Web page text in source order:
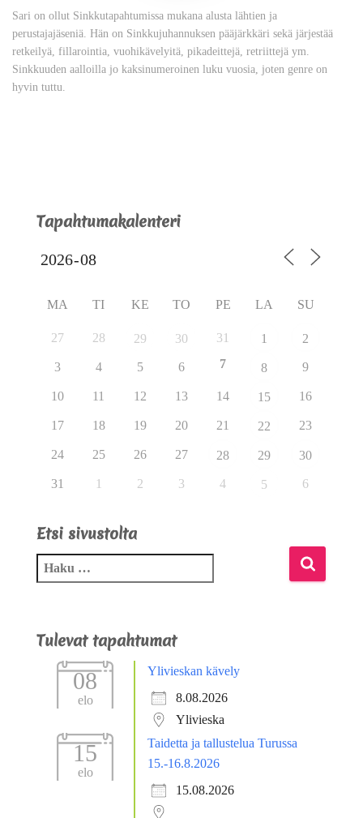
Sari on ollut Sinkkutapahtumissa mukana alusta lähtien ja
perustajajäseniä. Hän on Sinkkujuhannuksen pääjärkkäri sekä järjestää
retkeilyä, fillarointia, vuohikävelyitä, pikadeittejä, retriittejä ym.
Sinkkuuden aalloilla jo kaksinumeroinen luku vuosia, joten genre on
hyvin tuttu.
Tapahtumakalenteri
MA TI KE TO PE LA SU
27 28 29 30 31 1 2
3 4 5 6 7 8 9
10 11 12 13 14 15 16
17 18 19 20 21 22 23
24 25 26 27 28 29 30
31 1 2 3 4 5 6
Etsi sivustolta
Tulevat tapahtumat
08
elo
Ylivieskan kävely
8.08.2026
Ylivieska
15
elo
Taidetta ja tallustelua Turussa
15.-16.8.2026
15.08.2026